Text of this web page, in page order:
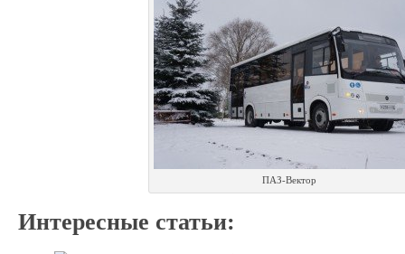
ПАЗ-Вектор
Интересные статьи: